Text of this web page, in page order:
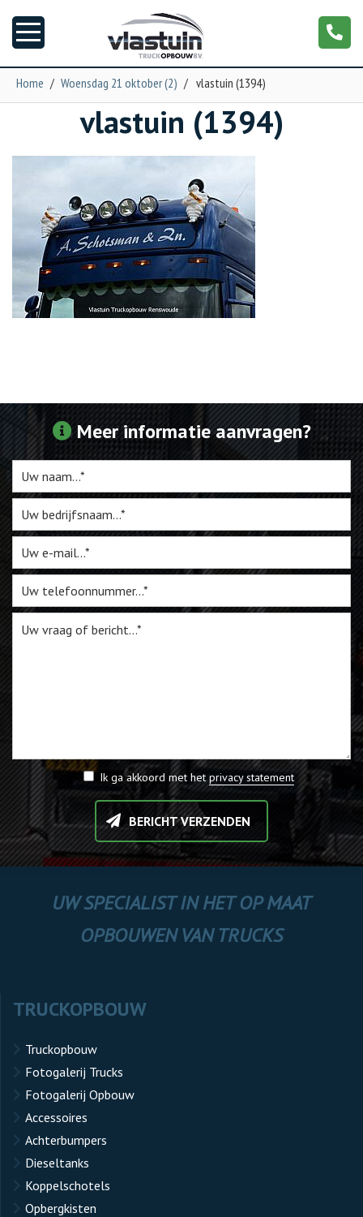
Truckopbouw
Garage
Trailers
Torpedo
Te Koop
Miniatuur
Vacatures
Contact
Home / Woensdag 21 oktober (2) / vlastuin (1394)
vlastuin (1394)
Meer informatie aanvragen?
Ik ga akkoord met hetprivacy statement
BERICHT VERZENDEN
UW SPECIALIST IN HET OP MAAT
OPBOUWEN VAN TRUCKS
TRUCKOPBOUW
Truckopbouw
Fotogalerij Trucks
Fotogalerij Opbouw
Accessoires
Achterbumpers
Dieseltanks
Koppelschotels
Opbergkisten